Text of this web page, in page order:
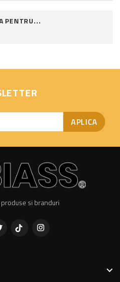
PENTRU...
si branduri
keyboard_arrow_down